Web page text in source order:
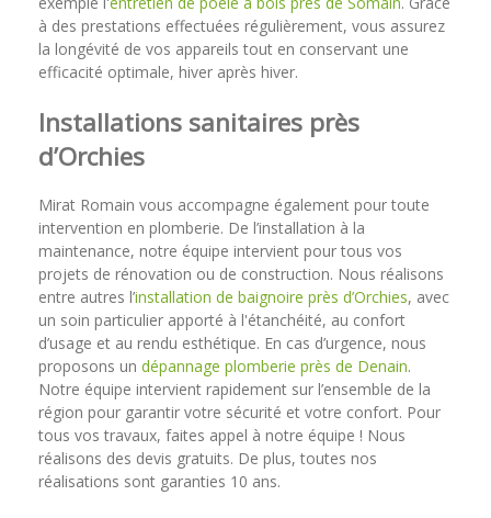
à des prestations effectuées régulièrement, vous assurez
la longévité de vos appareils tout en conservant une
efficacité optimale, hiver après hiver.
Installations sanitaires près
d’Orchies
Mirat Romain vous accompagne également pour toute
intervention en plomberie. De l’installation à la
maintenance, notre équipe intervient pour tous vos
projets de rénovation ou de construction. Nous réalisons
entre autres l’installation de baignoire près d’Orchies, avec
un soin particulier apporté à l'étanchéité, au confort
d’usage et au rendu esthétique. En cas d’urgence, nous
proposons un dépannage plomberie près de Denain.
Notre équipe intervient rapidement sur l’ensemble de la
région pour garantir votre sécurité et votre confort. Pour
tous vos travaux, faites appel à notre équipe ! Nous
réalisons des devis gratuits. De plus, toutes nos
réalisations sont garanties 10 ans.